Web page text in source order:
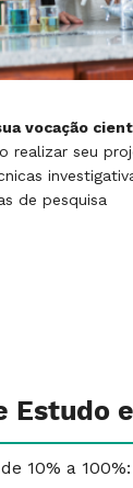
vocação
realizar seu
de pesquisa
Estudo
10% a